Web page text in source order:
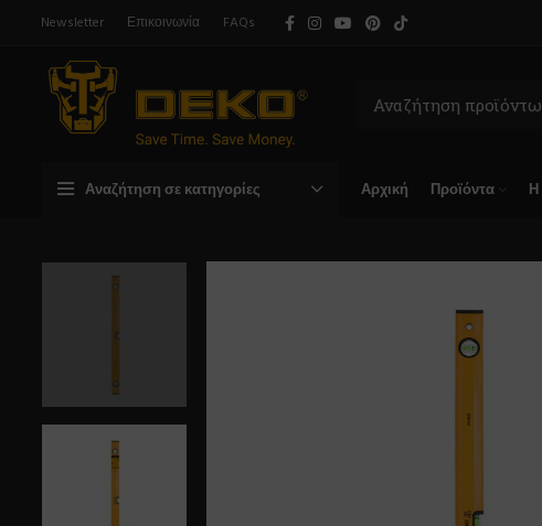
Newsletter Επικοινωνία FAQs
Αναζήτηση σε κατηγορίες Αρχική Προϊόντα Η